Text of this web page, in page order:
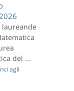
laureande
del ...
agli